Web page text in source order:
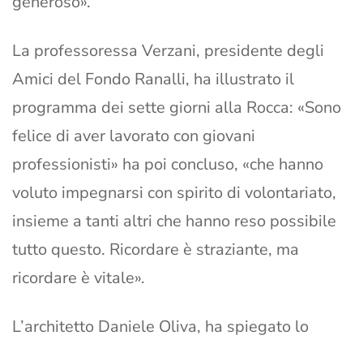
La professoressa Verzani, presidente degli
Amici del Fondo Ranalli, ha illustrato il
programma dei sette giorni alla Rocca: «Sono
felice di aver lavorato con giovani
professionisti» ha poi concluso, «che hanno
voluto impegnarsi con spirito di volontariato,
insieme a tanti altri che hanno reso possibile
tutto questo. Ricordare è straziante, ma
ricordare è vitale».
L’architetto Daniele Oliva, ha spiegato lo